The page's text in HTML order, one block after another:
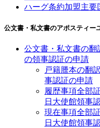
ハーグ条約加盟主要
公文書・私文書のアポスティー
公文書・私文書の翻
の領事認証の申請
戸籍謄本の翻
事認証の申請
履歴事項全部
日大使館領事
現在事項全部
日大使館領事